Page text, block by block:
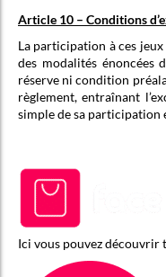
Article 10 – Conditions
La participation à ces
des modalités énoncées
réserve ni condition
règlement, entraînant
simple de sa participation
Ici vous pouvez découvrir